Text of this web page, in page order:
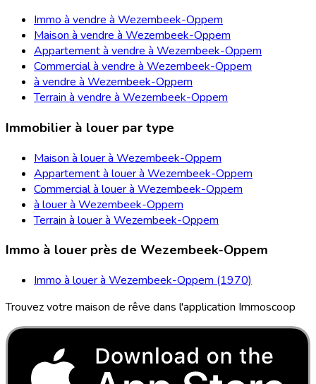
Immo à vendre à Wezembeek-Oppem
Maison à vendre à Wezembeek-Oppem
Appartement à vendre à Wezembeek-Oppem
Commercial à vendre à Wezembeek-Oppem
à vendre à Wezembeek-Oppem
Terrain à vendre à Wezembeek-Oppem
Immobilier à louer par type
Maison à louer à Wezembeek-Oppem
Appartement à louer à Wezembeek-Oppem
Commercial à louer à Wezembeek-Oppem
à louer à Wezembeek-Oppem
Terrain à louer à Wezembeek-Oppem
Immo à louer près de Wezembeek-Oppem
Immo à louer à Wezembeek-Oppem (1970)
Trouvez votre maison de rêve dans l'application Immoscoop